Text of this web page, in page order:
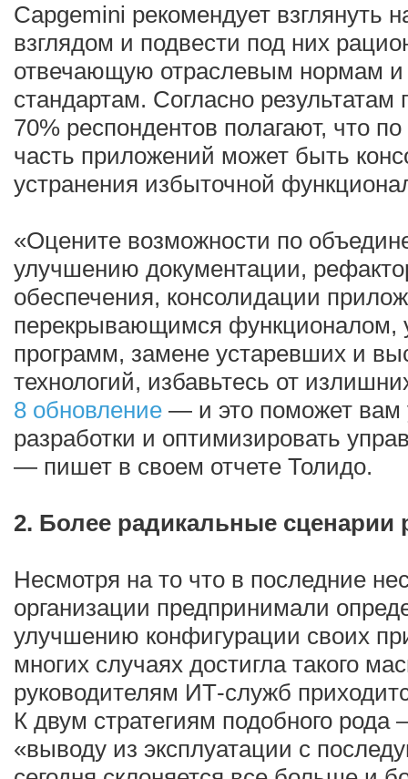
Capgemini рекомендует взглянуть
взглядом и подвести под них
отвечающую отраслевым нормам
стандартам. Согласно результатам
70% респондентов полагают, что
часть приложений может быть
устранения избыточной
«Оцените возможности по
улучшению документации,
обеспечения, консолидации
перекрывающимся функционалом,
программ, замене устаревших и
технологий, избавьтесь от
8 обновление — и это поможет вам
разработки и оптимизировать
— пишет в своем отчете Толидо.
2. Более радикальные сценарии
Несмотря на то что в последние
организации предпринимали
улучшению конфигурации своих
многих случаях достигла такого
руководителям ИТ-служб
К двум стратегиям подобного
«выводу из эксплуатации с